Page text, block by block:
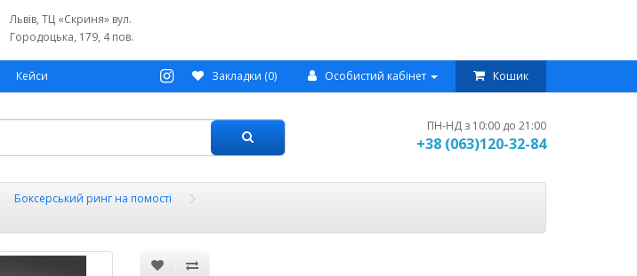
Львів, ТЦ «Скриня» вул.
Городоцька, 179, 4 пов.
Кейси Закладки (0) Особистий кабінет Кошик
ПН-НД з 10:00 до 21:00
+38 (063)120-32-84
Боксерський ринг на помості